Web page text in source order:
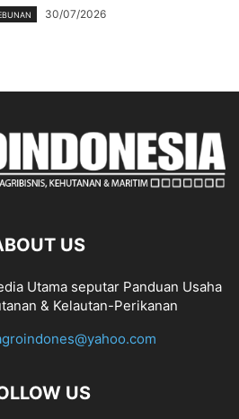
30/07/2026
US
Utama seputar Panduan Usaha
& Kelautan-Perikanan
US